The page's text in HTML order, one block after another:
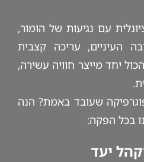
עם נגיעות של הומור,
העיניים, עריכה קצבית
יחד מייצר חוויה עשירה,
שעובד באמת? הנה